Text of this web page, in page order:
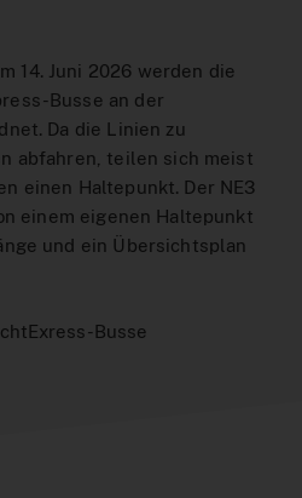
14. Juni 2026 werden die
Busse an der
Da die Linien zu
abfahren, teilen sich meist
einen Haltepunkt. Der NE3
einem eigenen Haltepunkt
und ein Übersichtsplan
Busse